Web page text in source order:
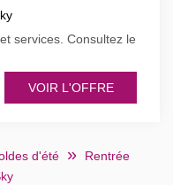
services. Consultez le
VOIR L'OFFRE
d'été
Rentrée